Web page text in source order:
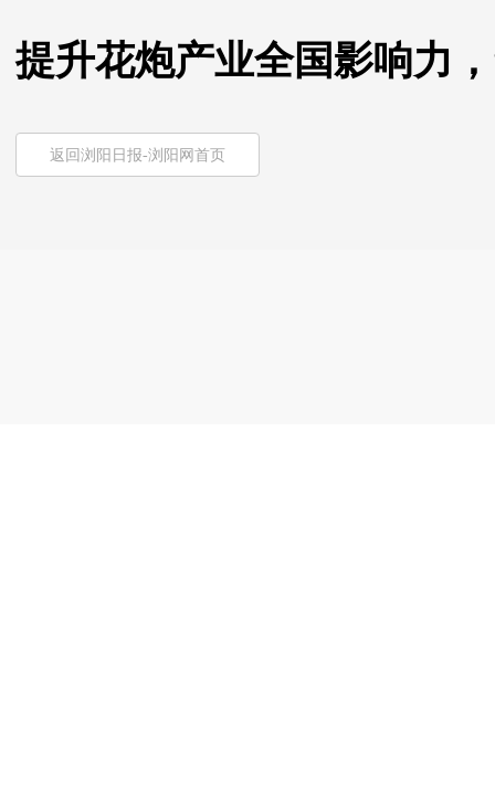
提升花炮产业全国影响力
返回浏阳日报-浏阳网首页